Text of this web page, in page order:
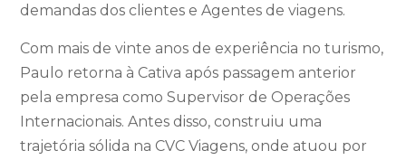
demandas dos clientes e Agentes de viagens.
Com mais de vinte anos de experiência no turismo,
Paulo retorna à Cativa após passagem anterior
pela empresa como Supervisor de Operações
Internacionais. Antes disso, construiu uma
trajetória sólida na CVC Viagens, onde atuou por